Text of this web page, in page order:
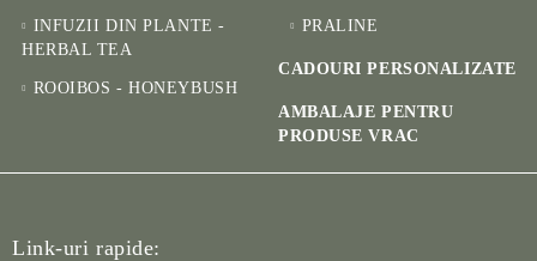
INFUZII DIN PLANTE -
HERBAL TEA
ROOIBOS - HONEYBUSH
PRALINE
CADOURI PERSONALIZATE
AMBALAJE PENTRU
PRODUSE VRAC
Link-uri rapide: